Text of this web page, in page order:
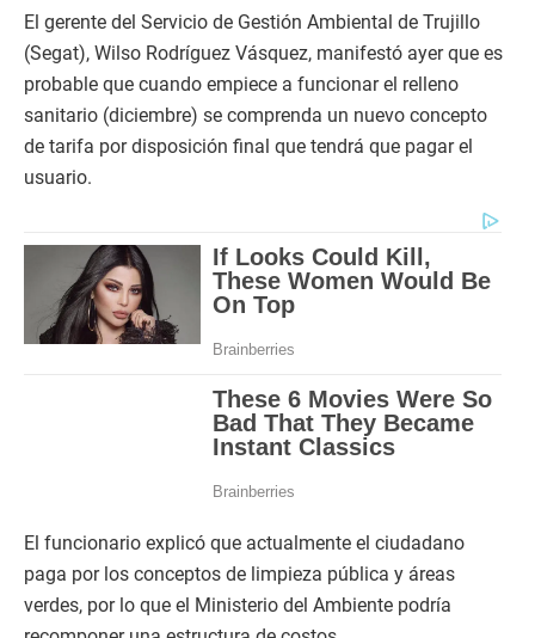
El gerente del Servicio de Gestión Ambiental de Trujillo
(Segat), Wilso Rodríguez Vásquez, manifestó ayer que es
probable que cuando empiece a funcionar el relleno
sanitario (diciembre) se comprenda un nuevo concepto
de tarifa por disposición final que tendrá que pagar el
usuario.
El funcionario explicó que actualmente el ciudadano
paga por los conceptos de limpieza pública y áreas
verdes, por lo que el Ministerio del Ambiente podría